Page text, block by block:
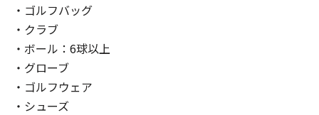
・ゴルフバッグ
・クラブ
・ボール：6球以上
・グローブ
・ゴルフウェア
・シューズ